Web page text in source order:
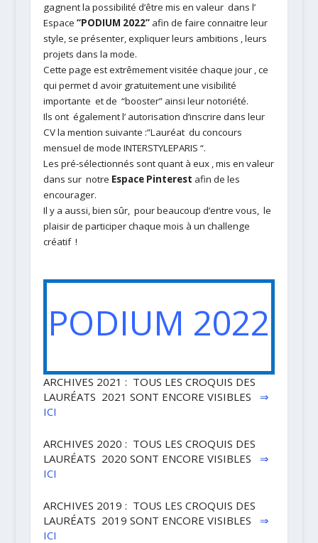
gagnent la possibilité d’être mis en valeur dans l’
Espace “PODIUM 2022” afin de faire connaitre leur
style, se présenter,expliquer leurs ambitions , leurs
projets dans la mode.
Cette page est extrêmement visitée chaque jour , ce
qui permet d avoir gratuitement une visibilité
importante et de “booster” ainsi leur notoriété.
Ils ont également l’ autorisation d‘inscrire dans leur
CV la mention suivante :”Lauréat du concours
mensuel de mode INTERSTYLEPARIS “.
Les pré-sélectionnés sont quant à eux , mis en valeur
dans sur notre Espace Pinterest afin de les
encourager.
Il y a aussi, bien sûr, pour beaucoup d’entre vous, le
plaisir de participer chaque mois à un challenge
créatif !
PODIUM 2022
ARCHIVES 2021 : TOUS LES CROQUIS DES
LAURÉATS 2021 SONT ENCORE VISIBLES ⇒
ICI
ARCHIVES 2020 : TOUS LES CROQUIS DES
LAURÉATS 2020 SONT ENCORE VISIBLES ⇒
ICI
ARCHIVES 2019 : TOUS LES CROQUIS DES
LAURÉATS 2019 SONT ENCORE VISIBLES ⇒
ICI